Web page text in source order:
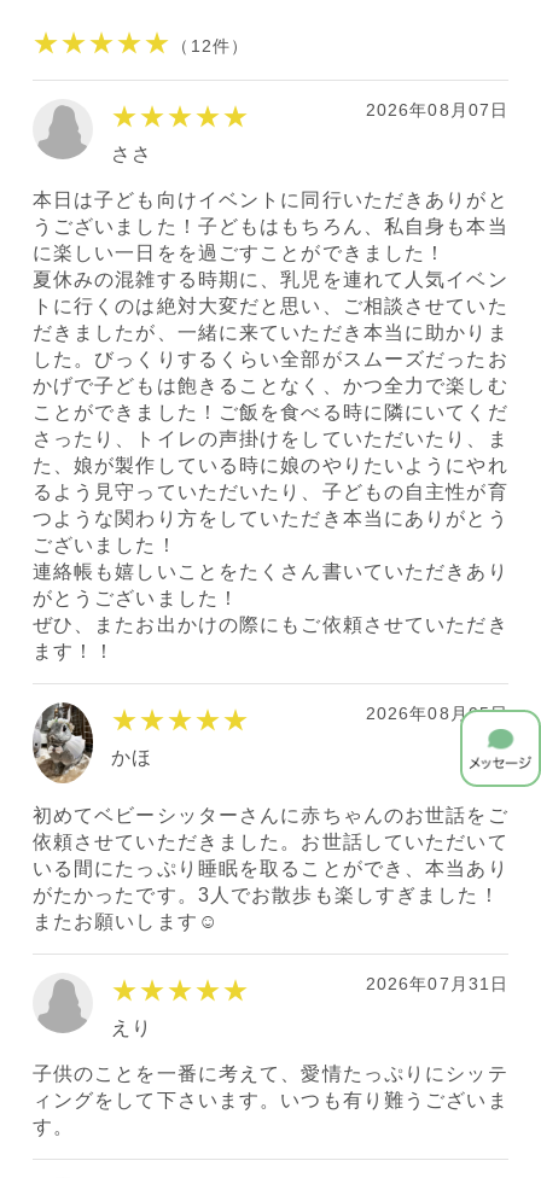
★★★★★ （12件）
★★★★★ 2026年08月07日
ささ
本日は子ども向けイベントに同行いただきありがと
うございました！子どもはもちろん、私自身も本当
に楽しい一日をを過ごすことができました！
夏休みの混雑する時期に、乳児を連れて人気イベン
トに行くのは絶対大変だと思い、ご相談させていた
だきましたが、一緒に来ていただき本当に助かりま
した。びっくりするくらい全部がスムーズだったお
かげで子どもは飽きることなく、かつ全力で楽しむ
ことができました！ご飯を食べる時に隣にいてくだ
さったり、トイレの声掛けをしていただいたり、ま
た、娘が製作している時に娘のやりたいようにやれ
るよう見守っていただいたり、子どもの自主性が育
つような関わり方をしていただき本当にありがとう
ございました！
連絡帳も嬉しいことをたくさん書いていただきあり
がとうございました！
ぜひ、またお出かけの際にもご依頼させていただき
ます！！
★★★★★ 2026年08月05日
かほ
初めてベビーシッターさんに赤ちゃんのお世話をご
依頼させていただきました。お世話していただいて
いる間にたっぷり睡眠を取ることができ、本当あり
がたかったです。3人でお散歩も楽しすぎました！
またお願いします☺️
★★★★★ 2026年07月31日
えり
子供のことを一番に考えて、愛情たっぷりにシッテ
ィングをして下さいます。いつも有り難うございま
す。